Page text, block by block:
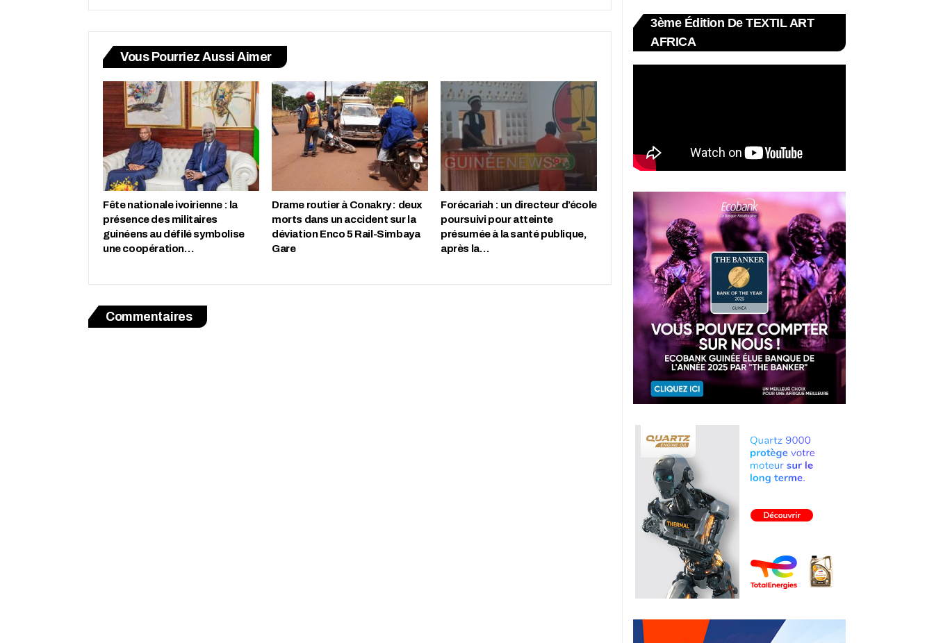
Vous Pourriez Aussi Aimer
Fête nationale ivoirienne : la
présence des militaires
guinéens au défilé symbolise
une coopération…
Drame routier à Conakry : deux
morts dans un accident sur la
déviation Enco 5 Rail-Simbaya
Gare
Forécariah : un directeur d’école
poursuivi pour atteinte
présumée à la santé publique,
après la…
Commentaires
3ème Édition De TEXTIL ART
AFRICA